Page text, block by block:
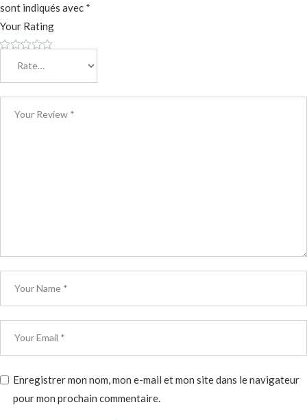
sont indiqués avec *
Your Rating
Enregistrer mon nom, mon e-mail et mon site dans le navigateur
pour mon prochain commentaire.